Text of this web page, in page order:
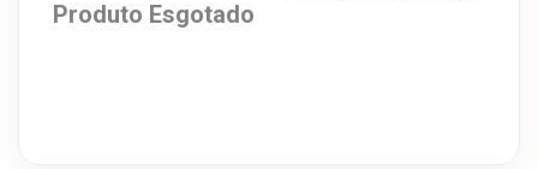
Produto Esgotado